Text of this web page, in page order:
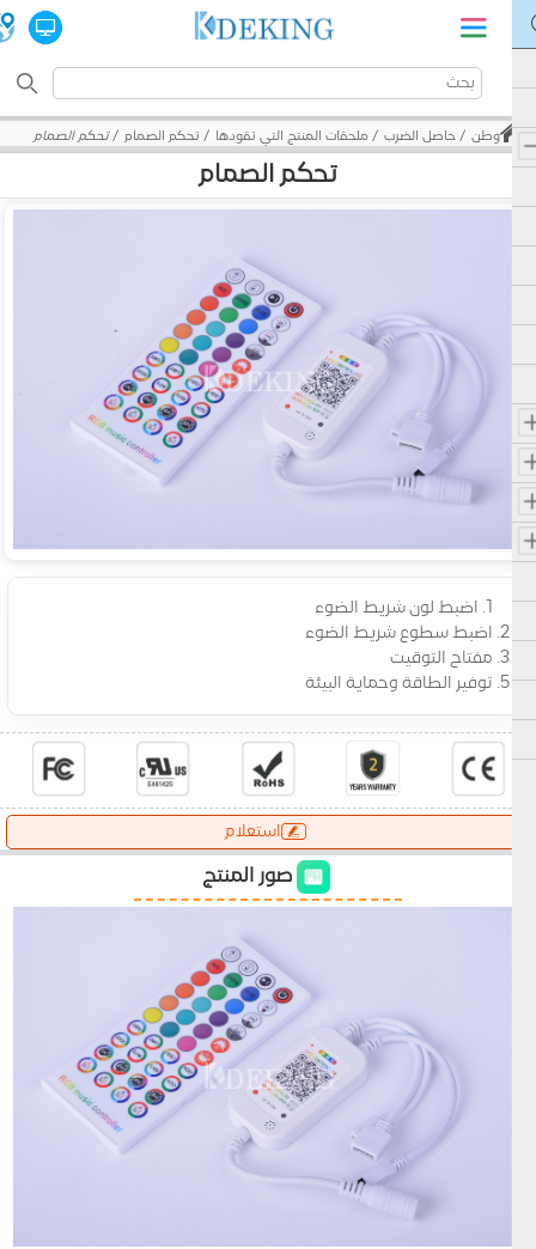
وطن حاصل الضرب ملحقات المنتج التي تقودها تحكم الصمام تحكم الصمام
تحكم الصمام
5. توفير الطاقة وحماية البيئة
استعلام
صور المنتج